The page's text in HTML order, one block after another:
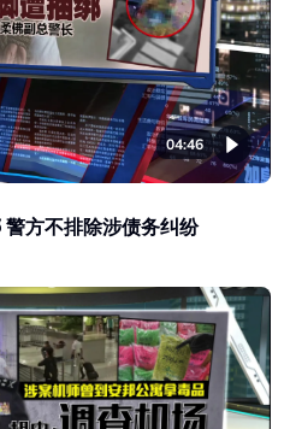
04:46
方不排除涉债务纠纷